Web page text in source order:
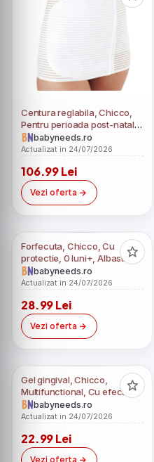
Centura reglabila, Chicco,
Pentru perioada post-natala,
Marimea S, Alb
babyneeds.ro
Actualizat in 24/07/2026
106.99 Lei
Vezi oferta
Forfecuta, Chicco, Cu
protectie, 0 luni+, Albastru
babyneeds.ro
Actualizat in 24/07/2026
28.99 Lei
Vezi oferta
Gel gingival, Chicco,
Multifunctional, Cu efect de
calmare, Cu proprietati
antibacteriene, 30 ml, 4
babyneeds.ro
Actualizat in 24/07/2026
22.99 Lei
Vezi oferta